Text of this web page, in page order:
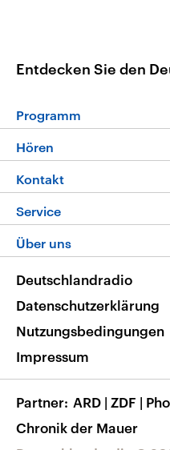
Entdecken Sie den
Programm
Programm
Die Nachrichten
Nachrichtenleicht
Neue Beiträge auf
Hören
Livestream
Podcasts
Deutschlandfunk
Nachrichten App
Frequenzen
Kontakt
Hörerservice
Service
FAQ
Veranstaltungen
Musikliste
RSS
Über uns
Barrierefreiheit
Deutschlandradio
Datenschutzerklärung
Nutzungsbedingungen
Impressum
Partner ARD | ZDF |
Chronik der Mauer